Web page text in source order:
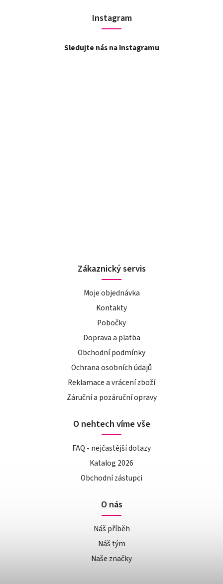
Instagram
Sledujte nás na Instagramu
Zákaznický servis
Moje objednávka
Kontakty
Pobočky
Doprava a platba
Obchodní podmínky
Ochrana osobních údajů
Reklamace a vrácení zboží
Záruční a pozáruční opravy
O nehtech víme vše
FAQ - nejčastější dotazy
Katalog 2026
Obchodní zástupci
O nás
Náš příběh
Náš tým
Naše značky